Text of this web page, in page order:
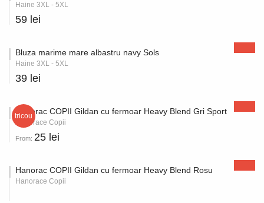
Haine 3XL - 5XL
59 lei
Bluza marime mare albastru navy Sols
Haine 3XL - 5XL
39 lei
tricou
Hanorac COPII Gildan cu fermoar Heavy Blend Gri Sport
Hanorace Copii
From: 25 lei
Hanorac COPII Gildan cu fermoar Heavy Blend Rosu
Hanorace Copii